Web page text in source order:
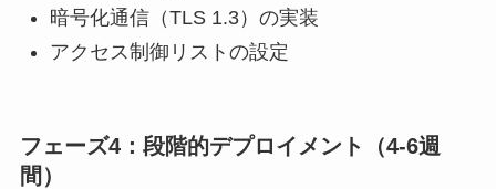
暗号化通信（TLS 1.3）の実装
アクセス制御リストの設定
フェーズ4：段階的デプロイメント（4-6週
間）